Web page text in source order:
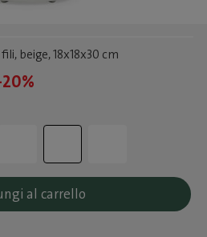
beige, 18x18x30 cm
al carrello